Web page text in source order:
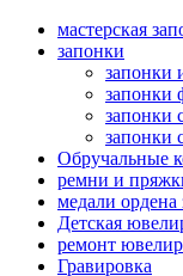
мастерская
запонки
запонки
запонки
запонки
запонки
Обручальные
ремни и
медали
Детская
ремонт
Гравировка